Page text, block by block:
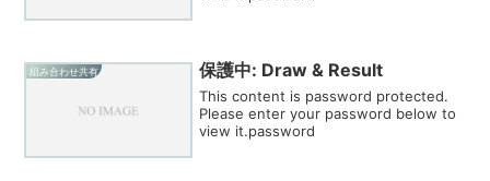
組み合わせ共有 保護中: Draw & Result
This content is password protected.
Please enter your password below to
view it.password